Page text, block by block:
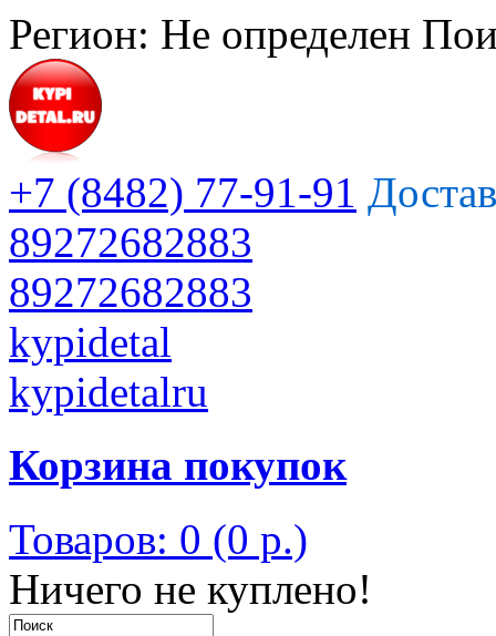
Регион: Не определен
+7 (8482) 77-91-91
89272682883
89272682883
kypidetal
kypidetalru
Корзина покупок
Товаров: 0 (0 р.)
Ничего не куплено!